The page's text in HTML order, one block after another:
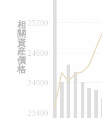
23400
24000
24600
25200
相
關
資
産
價
格
牛熊證文件及公告 (瑞信)
收市競價變化